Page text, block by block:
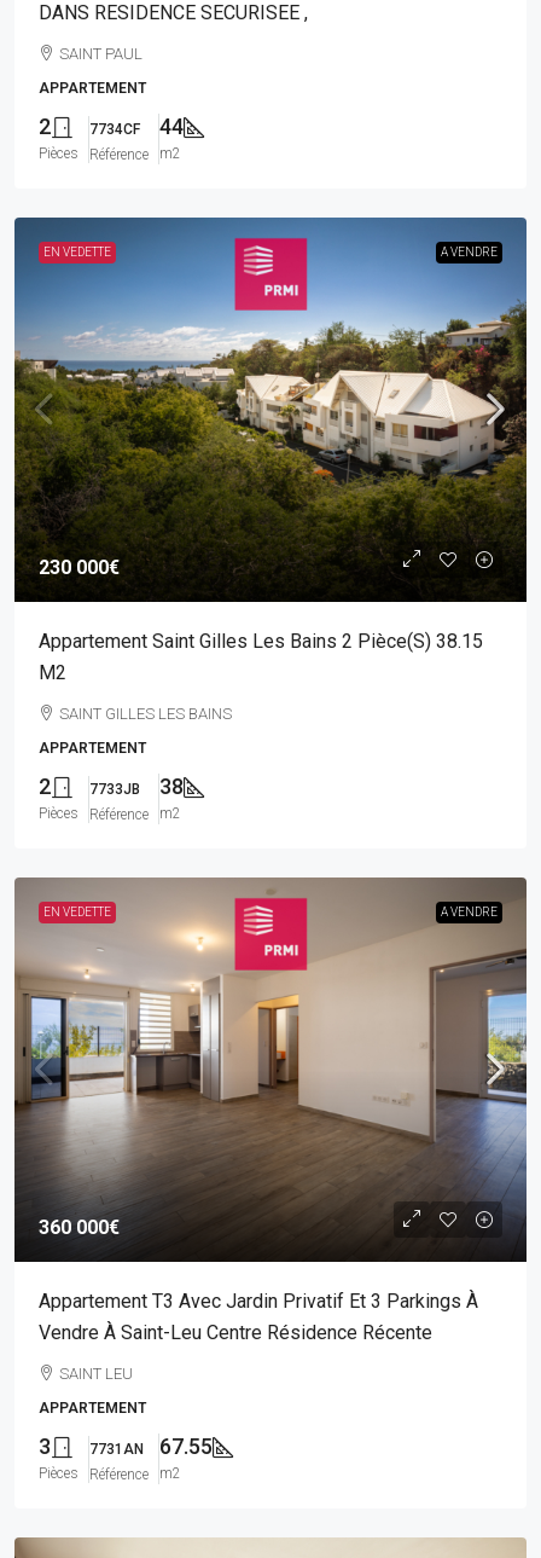
DANS RESIDENCE SECURISEE ,
SAINT PAUL
APPARTEMENT
2
Pièces
7734CF
Référence
44
m2
EN VEDETTE A VENDRE
230 000€
Appartement Saint Gilles Les Bains 2 Pièce(s) 38.15
M2
SAINT GILLES LES BAINS
APPARTEMENT
2
Pièces
7733JB
Référence
38
m2
EN VEDETTE A VENDRE
360 000€
Appartement T3 Avec Jardin Privatif Et 3 Parkings À
Vendre À Saint-Leu Centre Résidence Récente
SAINT LEU
APPARTEMENT
3
Pièces
7731AN
Référence
67.55
m2